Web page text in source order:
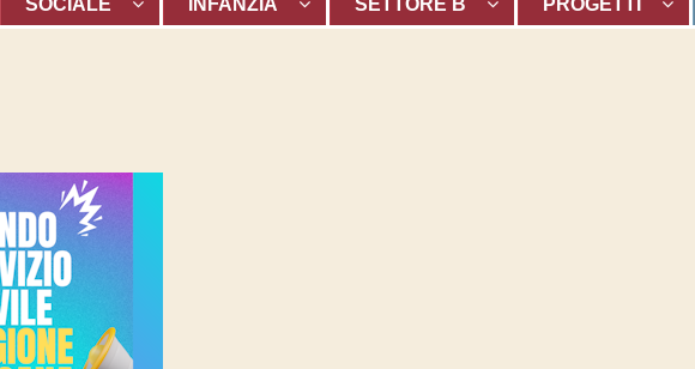
SOCIALE INFANZIA SETTORE B PROGETTI